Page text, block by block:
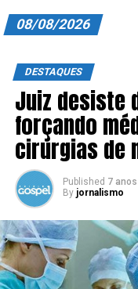
ANUNCIE CONOSCO
ASSINE
CARRINHO
EDITORIAL
ENTREVISTAS
EXPEDIENTE
08/08/2026
DESTAQUES
Juiz desiste
forçando
cirurgias de
Published 7
By jornalismo